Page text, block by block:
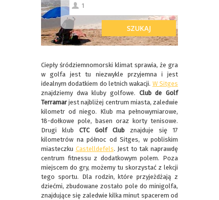
Ciepły śródziemnomorski klimat sprawia, że gra
w golfa jest tu niezwykle przyjemna i jest
idealnym dodatkiem do letnich wakacji. W Sitges
znajdziemy dwa kluby golfowe. Club de Golf
Terramar jest najbliżej centrum miasta, zaledwie
kilometr od niego. Klub ma pełnowymiarowe,
18-dołkowe pole, basen oraz korty tenisowe.
Drugi klub CTC Golf Club znajduje się 17
kilometrów na północ od Sitges, w pobliskim
miasteczku Castelldefels. Jest to tak naprawdę
centrum fitnessu z dodatkowym polem. Poza
miejscem do gry, możemy tu skorzystać z lekcji
tego sportu. Dla rodzin, które przyjeżdżają z
dziećmi, zbudowane zostało pole do minigolfa,
znajdujące się zaledwie kilka minut spacerem od